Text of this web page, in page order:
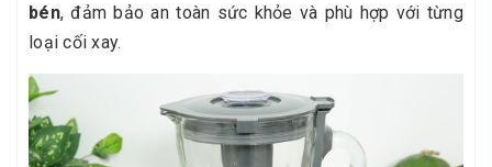
bén, đảm bảo an toàn sức khỏe và phù hợp với từng
loại cối xay.